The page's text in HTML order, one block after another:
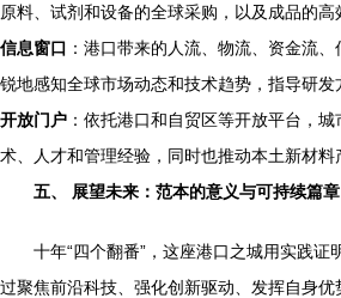
原料、试剂和设备的全球采购，以及成品的高
信息窗口 ：港口带来的人流、物流、资金流
锐地感知全球市场动态和技术趋势，指导研发
开放门户 ：依托港口和自贸区等开放平台，
术、人才和管理经验，同时也推动本土新材料
五、 展望未来：范本的意义与可持续篇章
十年“四个翻番”，这座港口之城用实践证
过聚焦前沿科技、强化创新驱动、发挥自身